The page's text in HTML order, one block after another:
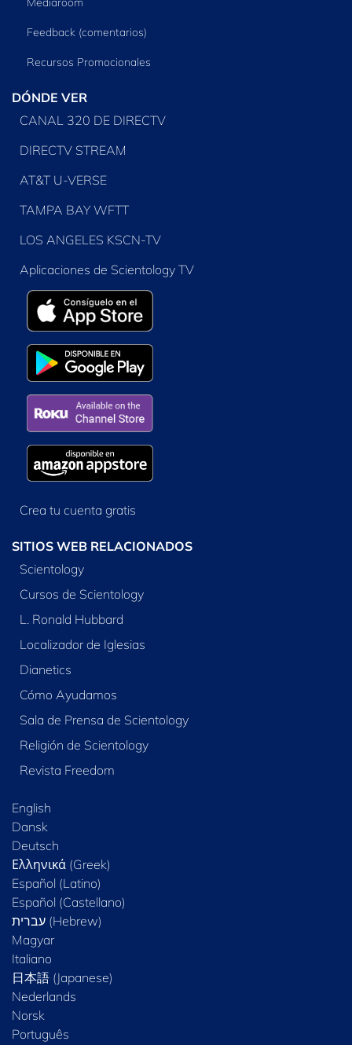
Feedback (comentarios)
Recursos Promocionales
DÓNDE VER
CANAL 320 DE DIRECTV
DIRECTV STREAM
AT&T U-VERSE
TAMPA BAY WFTT
LOS ANGELES KSCN-TV
Aplicaciones de Scientology TV
Crea tu cuenta gratis
SITIOS WEB RELACIONADOS
Scientology
Cursos de Scientology
L. Ronald Hubbard
Localizador de Iglesias
Dianetics
Cómo Ayudamos
Sala de Prensa de Scientology
Religión de Scientology
Revista Freedom
English
Dansk
Deutsch
Ελληνικά (Greek)
Español (Latino)
Español (Castellano)
Magyar
Italiano
日本語 (Japanese)
Nederlands
Norsk
Português